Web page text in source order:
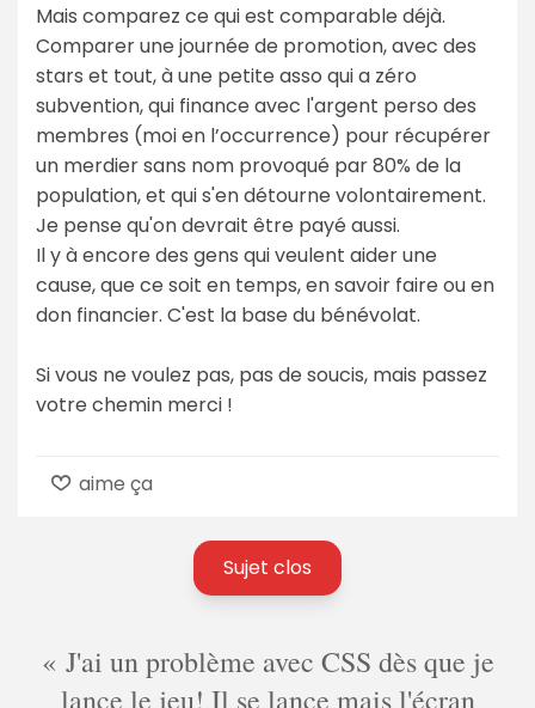
Mais comparez ce qui est comparable déjà.
Comparer une journée de promotion, avec des
stars et tout, à une petite asso qui a zéro
subvention, qui finance avec l'argent perso des
membres (moi en l’occurrence) pour récupérer
un merdier sans nom provoqué par 80% de la
population, et qui s'en détourne volontairement.
Je pense qu'on devrait être payé aussi.
Il y à encore des gens qui veulent aider une
cause, que ce soit en temps, en savoir faire ou en
don financier. C'est la base du bénévolat.
Si vous ne voulez pas, pas de soucis, mais passez
votre chemin merci !
aime ça
Sujet clos
J'ai un problème avec CSS dès que je
lance le jeu! Il se lance mais l'écran